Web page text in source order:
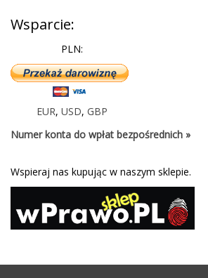
Wsparcie:
PLN:
EUR, USD, GBP
Numer konta do wpłat bezpośrednich »
Wspieraj nas kupując w naszym sklepie.